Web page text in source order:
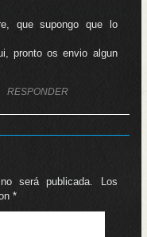
que supongo que lo
pronto os envio algun
RESPONDER
será publicada.
Los
*